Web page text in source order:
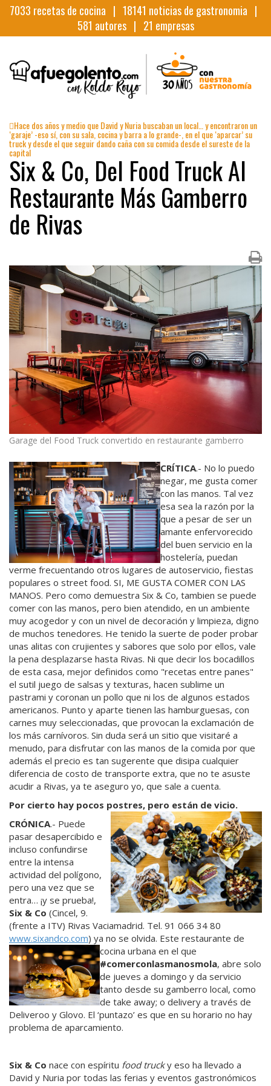
7033 recetas de cocina | 18141 noticias de gastronomia |
581 autores | 21 empresas
Hace dos años y medio que David y Nuria buscaban un local… y encontraron un
‘garaje’ -eso sí, con su sala, cocina y barra a lo grande-, en el que ‘aparcar’ su
truck y desde el que seguir dando caña con su comida desde el sureste de la
capital
Six & Co, Del Food Truck Al
Restaurante Más Gamberro
de Rivas
Garage del Food Truck convertido en restaurante gamberro
CRÍTICA.- No lo puedo
negar, me gusta comer
con las manos. Tal vez
esa sea la razón por la
que a pesar de ser un
amante enfervorecido
del buen servicio en la
hostelería, puedan
verme frecuentando otros lugares de autoservicio, fiestas
populares o street food. SI, ME GUSTA COMER CON LAS
MANOS. Pero como demuestra Six & Co, tambien se puede
comer con las manos, pero bien atendido, en un ambiente
muy acogedor y con un nivel de decoración y limpieza, digno
de muchos tenedores. He tenido la suerte de poder probar
unas alitas con crujientes y sabores que solo por ellos, vale
la pena desplazarse hasta Rivas. Ni que decir los bocadillos
de esta casa, mejor definidos como "recetas entre panes"
el sutil juego de salsas y texturas, hacen sublime un
pastrami y coronan un pollo que ni los de algunos estados
americanos. Punto y aparte tienen las hamburguesas, con
carnes muy seleccionadas, que provocan la exclamación de
los más carnívoros. Sin duda será un sitio que visitaré a
menudo, para disfrutar con las manos de la comida por que
además el precio es tan sugerente que disipa cualquier
diferencia de costo de transporte extra, que no te asuste
acudir a Rivas, ya te aseguro yo, que sale a cuenta.
Por cierto hay pocos postres, pero están de vicio.
CRÓNICA.- Puede
pasar desapercibido e
incluso confundirse
entre la intensa
actividad del polígono,
pero una vez que se
entra… ¡y se prueba!,
Six & Co (Cincel, 9.
(frente a ITV) Rivas Vaciamadrid. Tel. 91 066 34 80
www.sixandco.com) ya no se olvida. Este restaurante de
cocina urbana en el que
#comerconlasmanosmola, abre solo
de jueves a domingo y da servicio
tanto desde su gamberro local, como
de take away; o delivery a través de
Deliveroo y Glovo. El ‘puntazo’ es que en su horario no hay
problema de aparcamiento.
Six & Co nace con espíritu food trucky eso ha llevado a
David y Nuria por todas las ferias y eventos gastronómicos